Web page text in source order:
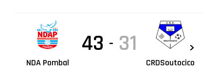
NDA Pombal
43 - 31
CRDSoutocico